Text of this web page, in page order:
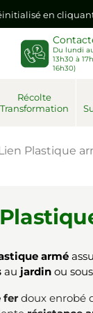
à la
en
à la
Du lundi
13h30 à
16h30)
Récolte
Transformation
Lien Plastique
armé
au jardin ou
fer doux enrobé